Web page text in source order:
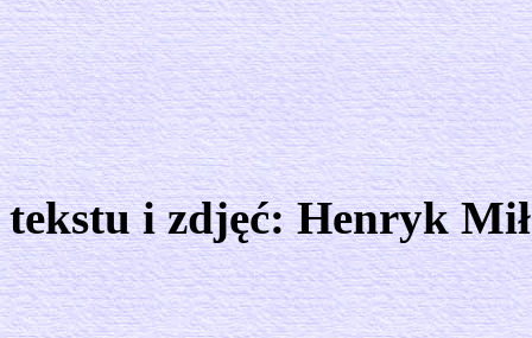
tekstu i zdjęć: Henryk